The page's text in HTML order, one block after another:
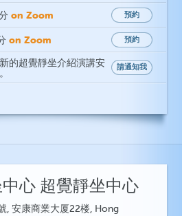
on Zoom 預約
on Zoom 預約
的超覺靜坐介紹演講安
請通知我
心 超覺靜坐中心
, 安康商業大厦22楼, Hong